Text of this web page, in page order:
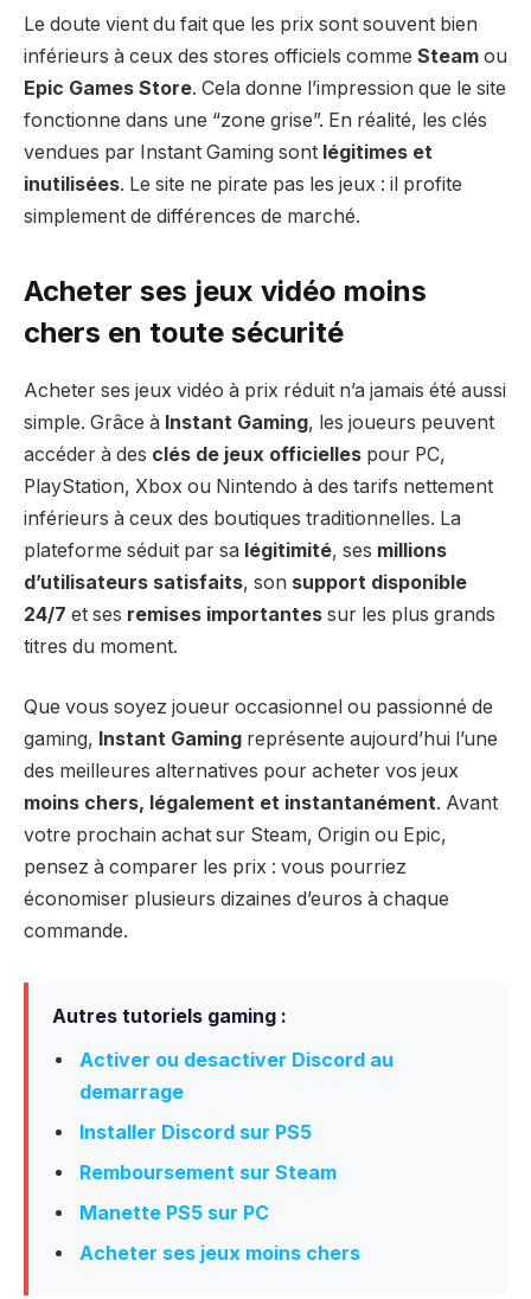
Le doute vient du fait que les prix sont souvent bien
inférieurs à ceux des stores officiels comme Steam ou
Epic Games Store. Cela donne l’impression que le site
fonctionne dans une “zone grise”. En réalité, les clés
vendues par Instant Gaming sont légitimes et
inutilisées. Le site ne pirate pas les jeux : il profite
simplement de différences de marché.
Acheter ses jeux vidéo moins
chers en toute sécurité
Acheter ses jeux vidéo à prix réduit n’a jamais été aussi
simple. Grâce à Instant Gaming, les joueurs peuvent
accéder à des clés de jeux officielles pour PC,
PlayStation, Xbox ou Nintendo à des tarifs nettement
inférieurs à ceux des boutiques traditionnelles. La
plateforme séduit par sa légitimité, ses millions
d’utilisateurs satisfaits, son support disponible
24/7 et ses remises importantes sur les plus grands
titres du moment.
Que vous soyez joueur occasionnel ou passionné de
gaming, Instant Gaming représente aujourd’hui l’une
des meilleures alternatives pour acheter vos jeux
moins chers, légalement et instantanément. Avant
votre prochain achat sur Steam, Origin ou Epic,
pensez à comparer les prix : vous pourriez
économiser plusieurs dizaines d’euros à chaque
commande.
Autres tutoriels gaming :
Activer ou desactiver Discord au
demarrage
Installer Discord sur PS5
Remboursement sur Steam
Manette PS5 sur PC
Acheter ses jeux moins chers